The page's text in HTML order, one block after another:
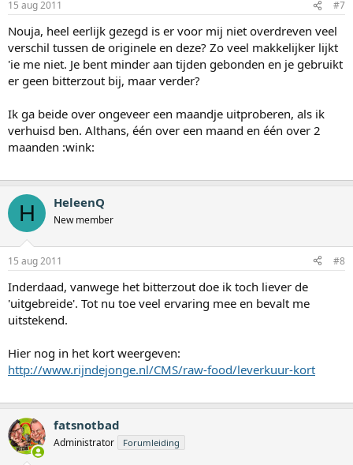
15 aug 2011 #7
Nouja, heel eerlijk gezegd is er voor mij niet overdreven veel
verschil tussen de originele en deze? Zo veel makkelijker lijkt
'ie me niet. Je bent minder aan tijden gebonden en je gebruikt
er geen bitterzout bij, maar verder?
Ik ga beide over ongeveer een maandje uitproberen, als ik
verhuisd ben. Althans, één over een maand en één over 2
maanden :wink:
H HeleenQ
New member
15 aug 2011 #8
Inderdaad, vanwege het bitterzout doe ik toch liever de
'uitgebreide'. Tot nu toe veel ervaring mee en bevalt me
uitstekend.
Hier nog in het kort weergeven:
http://www.rijndejonge.nl/CMS/raw-food/leverkuur-kort
fatsnotbad
Administrator Forumleiding